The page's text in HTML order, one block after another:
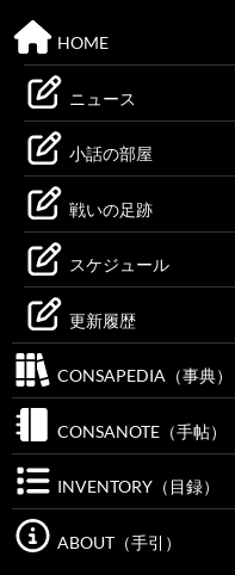
HOME
ニュース
小話の部屋
戦いの足跡
スケジュール
更新履歴
CONSAPEDIA（事典）
CONSANOTE（手帖）
INVENTORY（目録）
ABOUT（手引）